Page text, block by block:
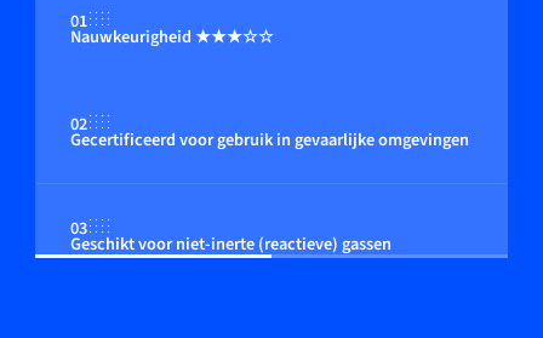
01
Nauwkeurigheid ★★★☆☆
02
Gecertificeerd voor gebruik in gevaarlijke omgevingen
03
Geschikt voor niet-inerte (reactieve) gassen